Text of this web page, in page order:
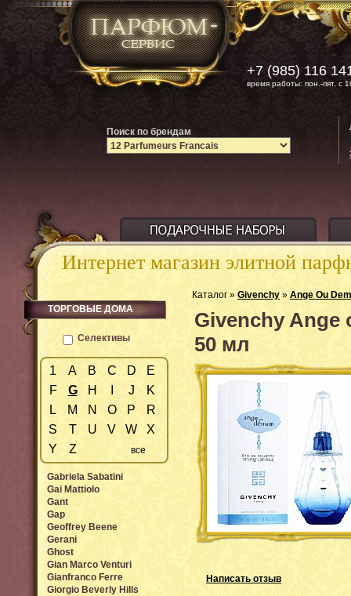
Интернет магазин элитной
Каталог » Givenchy » Ange Ou
Givenchy Ange
50 мл
Написать отзыв
ТОРГОВЫЕ ДОМА
Селективы
1 A B C D
E
F
G H J
K
L
M N O P
R
S
T U V W
X
Y
Z все
Gabriela Sabatini
Gai Mattiolo
Gant
Gap
Geoffrey Beene
Gerani
Ghost
Gian Marco Venturi
Gianfranco Ferre
Giorgio Beverly Hills
+7 (985) 116
время работы: пон.-пят. с
Поиск по брендам